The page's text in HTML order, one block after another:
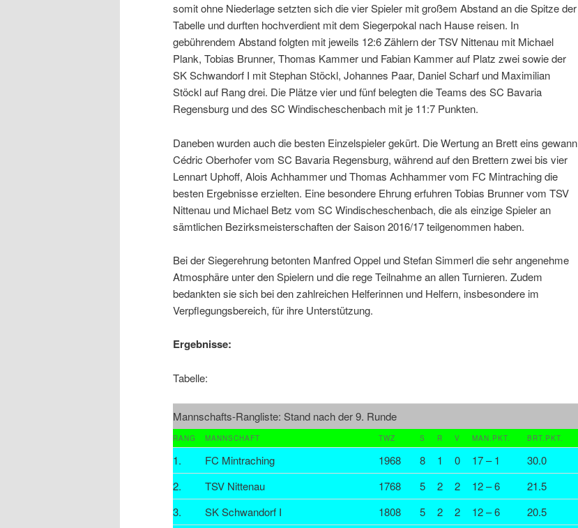
somit ohne Niederlage setzten sich die vier Spieler mit großem Abstand an die Spitze der
Tabelle und durften hochverdient mit dem Siegerpokal nach Hause reisen. In
gebührendem Abstand folgten mit jeweils 12:6 Zählern der TSV Nittenau mit Michael
Plank, Tobias Brunner, Thomas Kammer und Fabian Kammer auf Platz zwei sowie der
SK Schwandorf I mit Stephan Stöckl, Johannes Paar, Daniel Scharf und Maximilian
Stöckl auf Rang drei. Die Plätze vier und fünf belegten die Teams des SC Bavaria
Regensburg und des SC Windischeschenbach mit je 11:7 Punkten.
Daneben wurden auch die besten Einzelspieler gekürt. Die Wertung an Brett eins gewann
Cédric Oberhofer vom SC Bavaria Regensburg, während auf den Brettern zwei bis vier
Lennart Uphoff, Alois Achhammer und Thomas Achhammer vom FC Mintraching die
besten Ergebnisse erzielten. Eine besondere Ehrung erfuhren Tobias Brunner vom TSV
Nittenau und Michael Betz vom SC Windischeschenbach, die als einzige Spieler an
sämtlichen Bezirksmeisterschaften der Saison 2016/17 teilgenommen haben.
Bei der Siegerehrung betonten Manfred Oppel und Stefan Simmerl die sehr angenehme
Atmosphäre unter den Spielern und die rege Teilnahme an allen Turnieren. Zudem
bedankten sie sich bei den zahlreichen Helferinnen und Helfern, insbesondere im
Verpflegungsbereich, für ihre Unterstützung.
Ergebnisse:
Tabelle:
Mannschafts-Rangliste: Stand nach der 9. Runde
RANG MANNSCHAFT TWZ S R V MAN.PKT. BRT.PKT.
1. FC Mintraching 1968 8 1 0 17 – 1
30.0
2.
TSV Nittenau 1768 5 2 2 12 – 6
21.5
3.
SK Schwandorf I 1808 5 2 2 12 – 6
20.5